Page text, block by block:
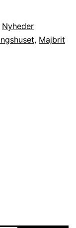
Nyheder
, Majbrit